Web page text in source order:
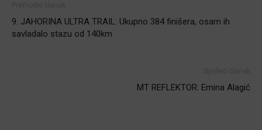
9. JAHORINA ULTRA TRAIL: Ukupno 384 finišera, osam ih
savladalo stazu od 140km
MT REFLEKTOR: Emina Alagić